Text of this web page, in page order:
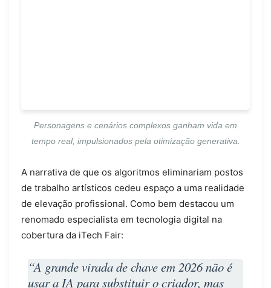
Personagens e cenários complexos ganham vida em
tempo real, impulsionados pela otimização generativa.
A narrativa de que os algoritmos eliminariam postos
de trabalho artísticos cedeu espaço a uma realidade
de elevação profissional. Como bem destacou um
renomado especialista em tecnologia digital na
cobertura da iTech Fair:
“A grande virada de chave em 2026 não é
usar a IA para substituir o criador, mas